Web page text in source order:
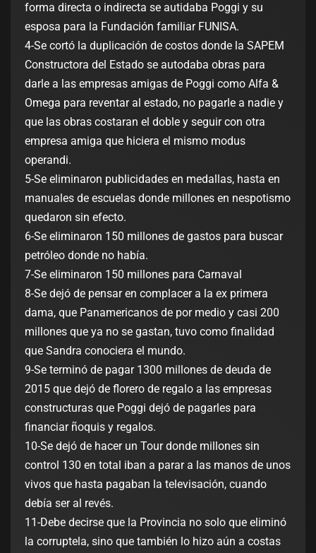
forma directa o indirecta se autidaba Poggi y su
esposa para la Fundación familiar FUNISA.
4-Se cortó la duplicación de costos donde la SAPEM
Constructora del Estado se autodaba obras para
darle a las empresas amigas de Poggi como Alfa &
Omega para reventar al estado, no pagarle a nadie y
que las obras costaran el doble y seguir con otra
empresa amiga que hiciera el mismo modus
operandi.
5-Se eliminaron publicidades en medallas, hasta en
manuales de escuelas donde millones en nespotismo
quedaron sin efecto.
6-Se eliminaron 150 millones de gastos para buscar
petróleo donde no había.
7-Se eliminaron 150 millones para Carnaval
8-Se dejó de pensar en complacer a la ex primera
dama, que Panamericanos de por medio y casi 200
millones que ya no se gastan, tuvo como finalidad
que Sandra conociera el mundo.
9-Se terminó de pagar 1300 millones de deuda de
2015 que dejó de florero de regalo a las empresas
constructuras que Poggi dejó de pagarles para
financiar ñoquis y regalos.
10-Se dejó de hacer un Tour donde millones sin
control 130 en total iban a parar a las manos de unos
vivos que hasta pagaban la televisación, cuando
debía ser al revés.
11-Debe decirse que la Provincia no solo que eliminó
la corruptela, sino que también lo hizo aún a costas